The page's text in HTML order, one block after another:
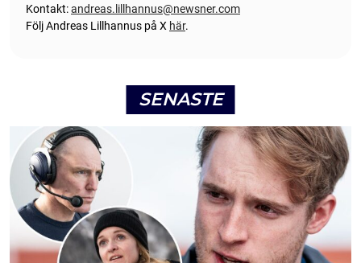
Kontakt:andreas.lillhannus@newsner.com
Följ Andreas Lillhannus på X här.
SENASTE